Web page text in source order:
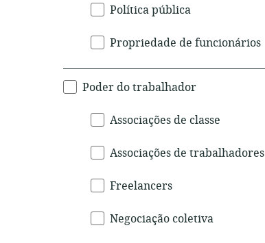
Política pública
Propriedade de funcionários
Poder do trabalhador
Associações de classe
Associações de trabalhadores
Freelancers
Negociação coletiva